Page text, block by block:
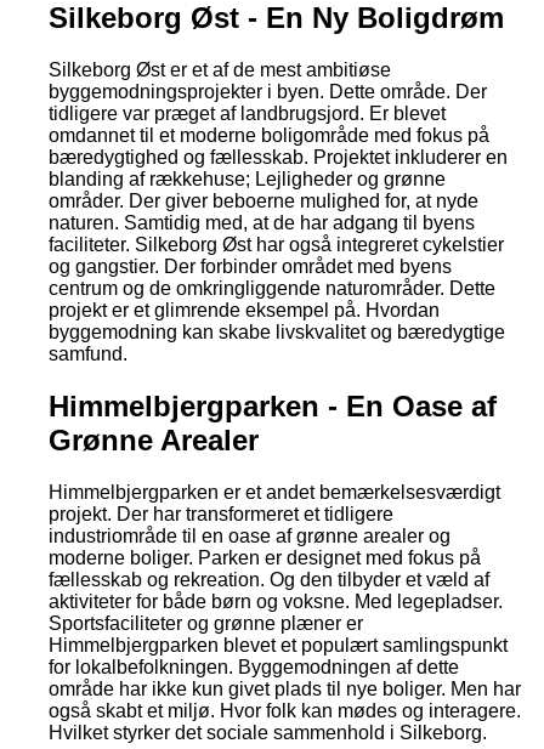
Silkeborg Øst - En Ny Boligdrøm
Silkeborg Øst er et af de mest ambitiøse
byggemodningsprojekter i byen. Dette område. Der
tidligere var præget af landbrugsjord. Er blevet
omdannet til et moderne boligområde med fokus på
bæredygtighed og fællesskab. Projektet inkluderer en
blanding af rækkehuse; Lejligheder og grønne
områder. Der giver beboerne mulighed for, at nyde
naturen. Samtidig med, at de har adgang til byens
faciliteter. Silkeborg Øst har også integreret cykelstier
og gangstier. Der forbinder området med byens
centrum og de omkringliggende naturområder. Dette
projekt er et glimrende eksempel på. Hvordan
byggemodning kan skabe livskvalitet og bæredygtige
samfund.
Himmelbjergparken - En Oase af
Grønne Arealer
Himmelbjergparken er et andet bemærkelsesværdigt
projekt. Der har transformeret et tidligere
industriområde til en oase af grønne arealer og
moderne boliger. Parken er designet med fokus på
fællesskab og rekreation. Og den tilbyder et væld af
aktiviteter for både børn og voksne. Med legepladser.
Sportsfaciliteter og grønne plæner er
Himmelbjergparken blevet et populært samlingspunkt
for lokalbefolkningen. Byggemodningen af dette
område har ikke kun givet plads til nye boliger. Men har
også skabt et miljø. Hvor folk kan mødes og interagere.
Hvilket styrker det sociale sammenhold i Silkeborg.